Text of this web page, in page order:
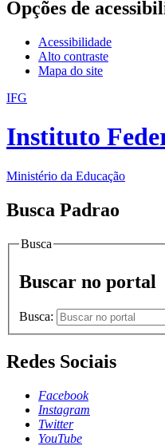
Opções de
Acessibilidade
Alto contraste
Mapa do site
IFG
Instituto
Ministério da Educação
Busca Padrao
Busca
Buscar no portal
Busca:
Redes Sociais
Facebook
Instagram
Twitter
YouTube